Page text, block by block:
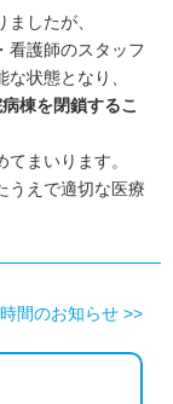
したが、
看護師のスタッフ
状態となり、
棟を閉鎖するこ
まいります。
うえで適切な医療
間のお知らせ >>